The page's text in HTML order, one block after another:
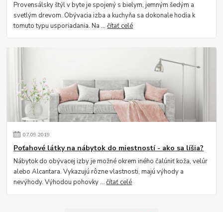
Provensálsky štýl v byte je spojený s bielym, jemným šedým a
svetlým drevom. Obývacia izba a kuchyňa sa dokonale hodia k
tomuto typu usporiadania. Na ...čítať celé
07.09.2019
Poťahové látky na nábytok do miestností - ako sa líšia?
Nábytok do obývacej izby je možné okrem iného čalúniť koža, velúr
alebo Alcantara. Vykazujú rôzne vlastnosti, majú výhody a
nevýhody. Výhodou pohovky ...čítať celé